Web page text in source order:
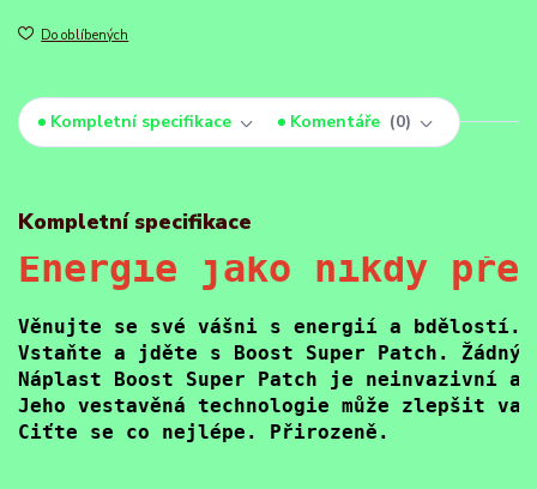
Do oblíbených
Kompletní specifikace Komentáře 0
Kompletní specifikace
Věnujte se své vášni s energií a
Vstaňte a jděte s Boost Super Patch.
Náplast Boost Super Patch je neinvazivní
Jeho vestavěná technologie může
Ciťte se co nejlépe. Přirozeně.